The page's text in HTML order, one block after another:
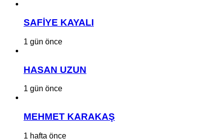
SAFİYE KAYALI
1 gün önce
HASAN UZUN
1 gün önce
MEHMET KARAKAŞ
1 hafta önce